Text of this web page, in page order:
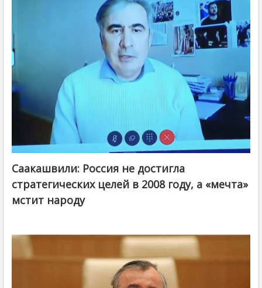
Саакашвили: Россия не достигла
стратегических целей в 2008 году, а «мечта»
мстит народу